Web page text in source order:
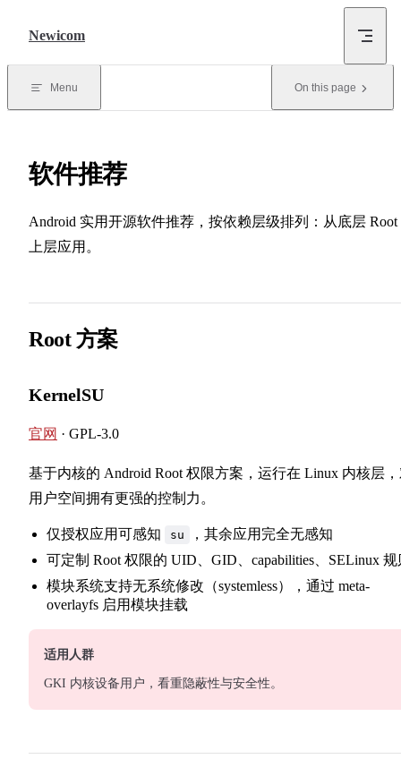
Newicom
Menu On this page
软件推荐
Android 实用开源软件推荐，按依赖层级排列：从底层 Root
上层应用。
Root 方案
KernelSU
官网 · GPL-3.0
基于内核的 Android Root 权限方案，运行在 Linux 内核层
用户空间拥有更强的控制力。
仅授权应用可感知 su
，其余应用完全无感知
可定制 Root 权限的 UID、GID、capabilities、SELinux 规
模块系统支持无系统修改（systemless），通过 meta-
overlayfs 启用模块挂载
适用人群
GKI 内核设备用户，看重隐蔽性与安全性。